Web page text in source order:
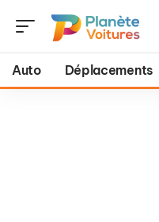
Auto Déplacements